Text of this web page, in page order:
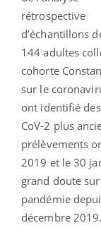
rétrospective
d’échantillons
144 adultes
cohorte
sur le
ont identifié
CoV-2 plus
prélèvements
2019 et le 30
grand doute
pandémie
décembre 2019.